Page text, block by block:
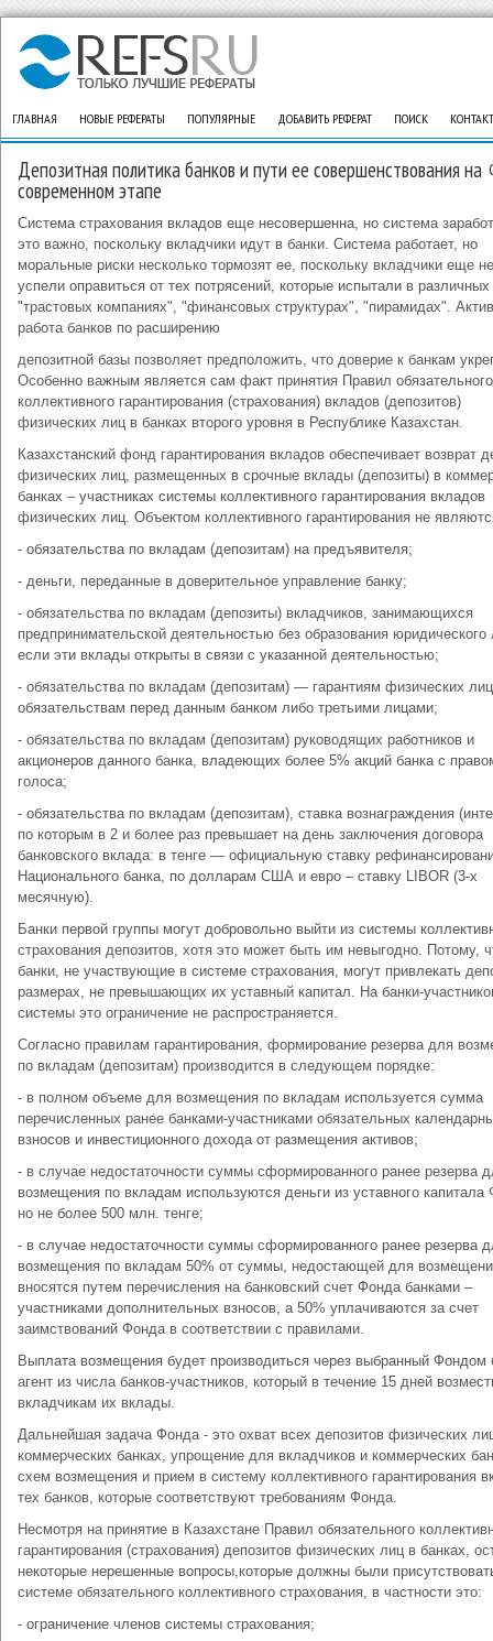
ГЛАВНАЯ НОВЫЕ РЕФЕРАТЫ ПОПУЛЯРНЫЕ ДОБАВИТЬ РЕФЕРАТ ПОИСК
Депозитная политика банков и пути ее совершенствования на
современном этапе
Система страхования вкладов еще несовершенна, но система
это важно, поскольку вкладчики идут в банки. Система работает, но
моральные риски несколько тормозят ее, поскольку вкладчики еще не
успели оправиться от тех потрясений, которые испытали в различных
"трастовых компаниях", "финансовых структурах", "пирамидах".
работа банков по расширению
депозитной базы позволяет предположить, что доверие к банкам
Особенно важным является сам факт принятия Правил обязательного
коллективного гарантирования (страхования) вкладов (депозитов)
физических лиц в банках второго уровня в Республике Казахстан.
Казахстанский фонд гарантирования вкладов обеспечивает возврат
физических лиц, размещенных в срочные вклады (депозиты) в
банках – участниках системы коллективного гарантирования вкладов
физических лиц. Объектом коллективного гарантирования не
- обязательства по вкладам (депозитам) на предъявителя;
- деньги, переданные в доверительное управление банку;
- обязательства по вкладам (депозиты) вкладчиков, занимающихся
предпринимательской деятельностью без образования юридического
если эти вклады открыты в связи с указанной деятельностью;
- обязательства по вкладам (депозитам) — гарантиям физических
обязательствам перед данным банком либо третьими лицами;
- обязательства по вкладам (депозитам) руководящих работников и
акционеров данного банка, владеющих более 5% акций банка с
голоса;
- обязательства по вкладам (депозитам), ставка вознаграждения
по которым в 2 и более раз превышает на день заключения договора
банковского вклада: в тенге — официальную ставку
Национального банка, по долларам США и евро – ставку LIBOR (3-х
месячную).
Банки первой группы могут добровольно выйти из системы
страхования депозитов, хотя это может быть им невыгодно. Потому,
банки, не участвующие в системе страхования, могут привлекать
размерах, не превышающих их уставный капитал. На банки-
системы это ограничение не распространяется.
Согласно правилам гарантирования, формирование резерва для
по вкладам (депозитам) производится в следующем порядке:
- в полном объеме для возмещения по вкладам используется сумма
перечисленных ранее банками-участниками обязательных
взносов и инвестиционного дохода от размещения активов;
- в случае недостаточности суммы сформированного ранее резерва
возмещения по вкладам используются деньги из уставного капитала
но не более 500 млн. тенге;
- в случае недостаточности суммы сформированного ранее резерва
возмещения по вкладам 50% от суммы, недостающей для
вносятся путем перечисления на банковский счет Фонда банками –
участниками дополнительных взносов, а 50% уплачиваются за счет
заимствований Фонда в соответствии с правилами.
Выплата возмещения будет производиться через выбранный Фондом
агент из числа банков-участников, который в течение 15 дней
вкладчикам их вклады.
Дальнейшая задача Фонда - это охват всех депозитов физических
коммерческих банках, упрощение для вкладчиков и коммерческих
схем возмещения и прием в систему коллективного гарантирования
тех банков, которые соответствуют требованиям Фонда.
Несмотря на принятие в Казахстане Правил обязательного
гарантирования (страхования) депозитов физических лиц в банках,
некоторые нерешенные вопросы,которые должны были
системе обязательного коллективного страхования, в частности это:
- ограничение членов системы страхования;